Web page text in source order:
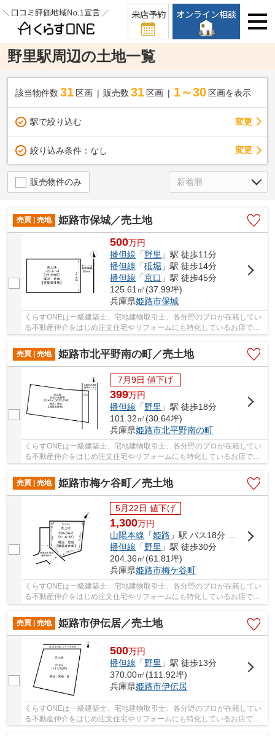
来店予約 オンライン相談
野里駅周辺の土地一覧
該当物件数 31 区画 販売数 31 区画 1～30 区画を表示
駅で絞り込む 変更
絞り込み条件： なし 変更
販売物件のみ
売買 | 売地 姫路市保城／売土地
500万円
播但線 「野里 」駅 徒歩11分
播但線 「砥堀 」駅 徒歩14分
播但線 「京口 」駅 徒歩45分
125.61㎡(37.99坪)
兵庫県姫路市保城
くらすONEは一級建築士、宅地建物取引士、各分野のプロが在籍してい
る不動産仲介をはじめ注文住宅やリフォームにも特化しているお店です♪
現在、グループ会社で建築まで考えて頂けるお...
売買 | 売地
姫路市北平野南の町／売土地
7月9日 値下げ
399万円
播但線 「野里 」駅 徒歩18分
101.32㎡(30.64坪)
兵庫県姫路市北平野南の町
くらすONEは一級建築士、宅地建物取引士、各分野のプロが在籍してい
る不動産仲介をはじめ注文住宅やリフォームにも特化しているお店です♪
現在、グループ会社で建築まで考えて頂けるお...
売買 | 売地
姫路市梅ケ谷町／売土地
5月22日 値下げ
1,300万円
山陽本線 「姫路 」駅 バス18分 「平野南口（兵庫県）」 停歩11分
播但線 「野里 」駅 徒歩30分
204.36㎡(61.81坪)
兵庫県姫路市梅ケ谷町
くらすONEは一級建築士、宅地建物取引士、各分野のプロが在籍してい
る不動産仲介をはじめ注文住宅やリフォームにも特化しているお店です♪
現在、グループ会社で建築まで考えて頂けるお...
売買 | 売地
姫路市伊伝居／売土地
500万円
播但線 「野里 」駅 徒歩13分
370.00㎡(111.92坪)
兵庫県姫路市伊伝居
くらすONEは一級建築士、宅地建物取引士、各分野のプロが在籍してい
る不動産仲介をはじめ注文住宅やリフォームにも特化しているお店です♪